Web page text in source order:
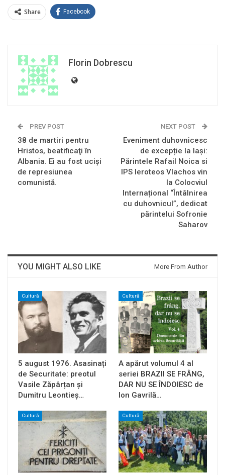
Share Facebook
Florin Dobrescu
PREV POST
38 de martiri pentru
Hristos, beatificaţi în
Albania. Ei au fost ucişi
de represiunea
comunistă.
NEXT POST
Eveniment duhovnicesc
de excepție la Iași:
Părintele Rafail Noica si
IPS Ieroteos Vlachos vin
la Colocviul
Internațional “Întâlnirea
cu duhovnicul”, dedicat
părintelui Sofronie
Saharov
YOU MIGHT ALSO LIKE More From Author
Cultură
5 august 1976. Asasinați
de Securitate: preotul
Vasile Zăpârțan și
Dumitru Leontieș…
Cultură
A apărut volumul 4 al
seriei BRAZII SE FRÂNG,
DAR NU SE ÎNDOIESC de
Ion Gavrilă…
Cultură Cultură